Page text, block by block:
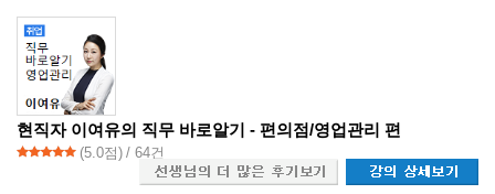
현직자 이여유의 직무 바로알기 - 편의점/영업관리 편
(5.0점) / 64건